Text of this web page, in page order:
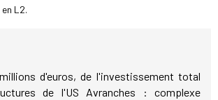
L2.
d'euros, de l'investissement total
de l'US Avranches : complexe